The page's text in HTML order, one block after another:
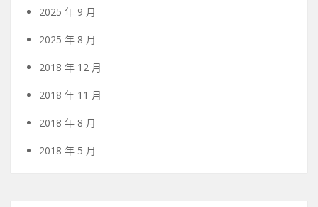
2025 年 9 月
2025 年 8 月
2018 年 12 月
2018 年 11 月
2018 年 8 月
2018 年 5 月